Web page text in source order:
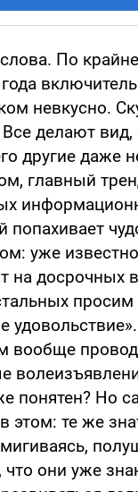
По
невкусно.
делают
другие даже
главный
попахивает
уже
на досрочных
просим
вообще
понятен? Но
этом: те же
они уже